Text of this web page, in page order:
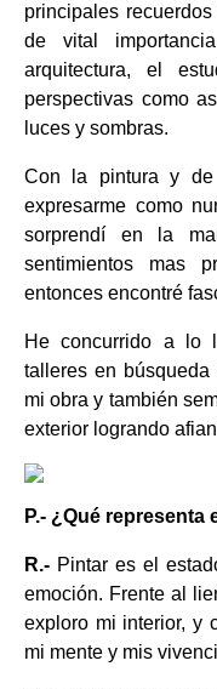
principales
de vital
arquitectura, el
perspectivas como
luces y sombras.
Con la pintura y de
expresarme como
sorprendí en la
sentimientos mas
entonces encontré
He concurrido a lo
talleres en
mi obra y también
exterior logrando
P.- ¿Qué representa
R.- Pintar es el
emoción. Frente al
exploro mi interior, y
mi mente y mis